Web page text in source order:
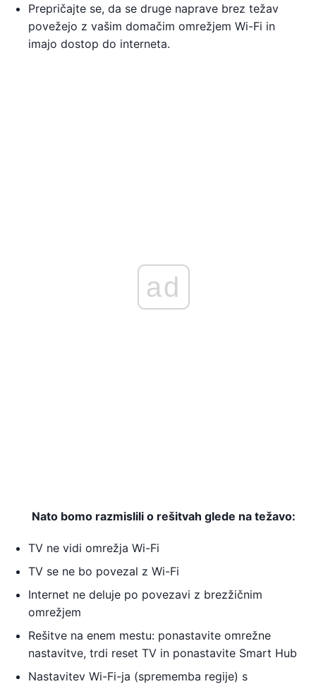
Prepričajte se, da se druge naprave brez težav
povežejo z vašim domačim omrežjem Wi-Fi in
imajo dostop do interneta.
ad
Nato bomo razmislili o rešitvah glede na težavo:
TV ne vidi omrežja Wi-Fi
TV se ne bo povezal z Wi-Fi
Internet ne deluje po povezavi z brezžičnim
omrežjem
Rešitve na enem mestu: ponastavite omrežne
nastavitve, trdi reset TV in ponastavite Smart Hub
Nastavitev Wi-Fi-ja (sprememba regije) s